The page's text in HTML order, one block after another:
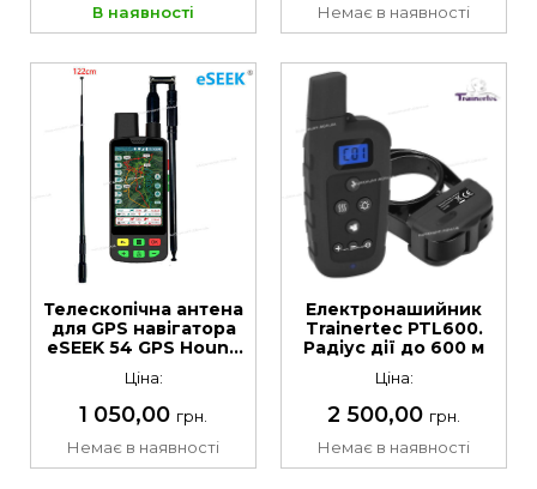
В наявності
Немає в наявності
Телескопічна антена
для GPS навігатора
eSEEK 54 GPS Hound
посилення сигналу
Ціна:
1 050,00 грн.
Немає в наявності
Електронашийник
Trainertec PTL600.
Радіус дії до 600 м
Ціна:
2 500,00 грн.
Немає в наявності